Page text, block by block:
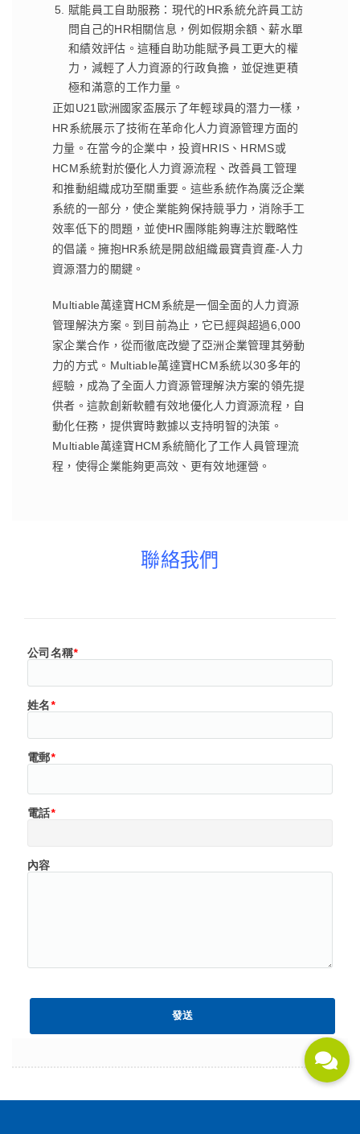
賦能員工自助服務：現代的HR系統允許員工訪
問自己的HR相關信息，例如假期余額、薪水單
和績效評估。這種自助功能賦予員工更大的權
力，減輕了人力資源的行政負擔，並促進更積
極和滿意的工作力量。
正如U21歐洲國家盃展示了年輕球員的潛力一樣，
HR系統展示了技術在革命化人力資源管理方面的
力量。在當今的企業中，投資HRIS、HRMS或
HCM系統對於優化人力資源流程、改善員工管理
和推動組織成功至關重要。這些系統作為廣泛企業
系統的一部分，使企業能夠保持競爭力，消除手工
效率低下的問題，並使HR團隊能夠專注於戰略性
的倡議。擁抱HR系統是開啟組織最寶貴資產-人力
資源潛力的關鍵。
Multiable萬達寶HCM系統是一個全面的人力資源
管理解決方案。到目前為止，它已經與超過6,000
家企業合作，從而徹底改變了亞洲企業管理其勞動
力的方式。Multiable萬達寶HCM系統以30多年的
經驗，成為了全面人力資源管理解決方案的領先提
供者。這款創新軟體有效地優化人力資源流程，自
動化任務，提供實時數據以支持明智的決策。
Multiable萬達寶HCM系統簡化了工作人員管理流
程，使得企業能夠更高效、更有效地運營。
聯絡我們
公司名稱*
姓名*
電郵*
電話*
內容